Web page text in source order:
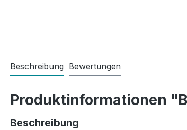
Beschreibung Bewertungen
Produktinformationen
Beschreibung